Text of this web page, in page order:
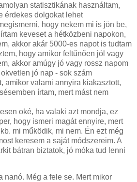
statisztikának használtam,
érdekes dolgokat lehet
hogy nekem mi is jön be,
keveset a hétközbeni napokon,
akkor akár 5000-es napot is tudtam
hogy amikor feltűnően jól vagy
akkor amúgy jó vagy rossz napom
jó nap - sok szám
amikor valami annyira kiakasztott,
írtam, mert mást nem
oké, ha valaki azt mondja, ez
hogy ismeri magát ennyire, mert
mi működik, mi nem. Én ezt még
keresem a saját módszereim. A
bátran biztatok, jó móka tud lenni
nanó. Még a fele se. Mert mikor